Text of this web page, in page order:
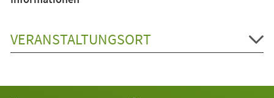
VERANSTALTUNGSORT